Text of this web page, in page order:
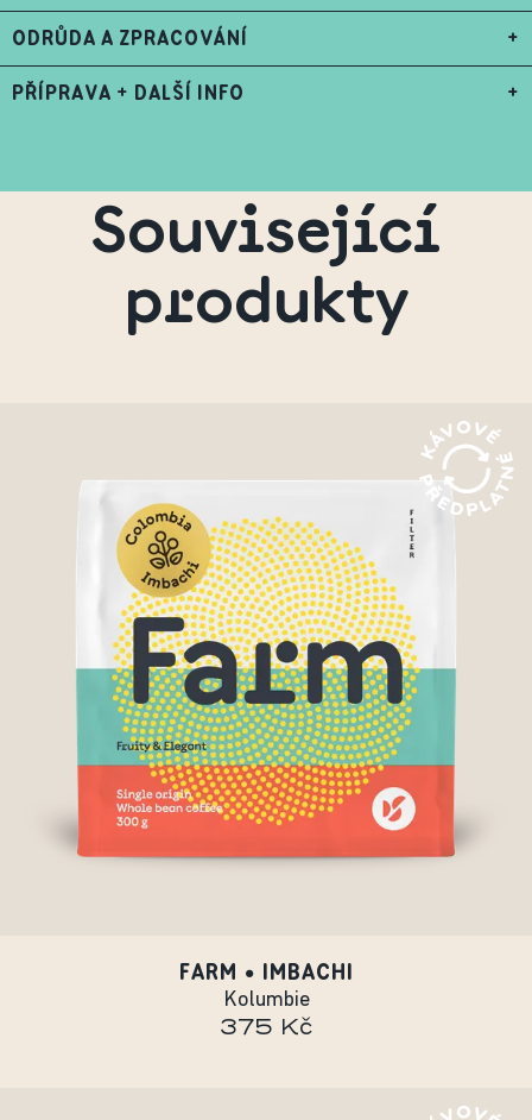
ODRŮDA A ZPRACOVÁNÍ +
PŘÍPRAVA + DALŠÍ INFO +
Související
produkty
FARM • IMBACHI
Kolumbie
375 Kč